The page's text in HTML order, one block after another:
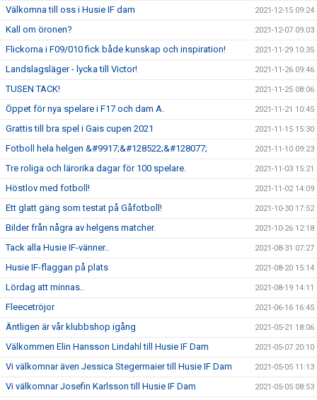
Välkomna till oss i Husie IF dam 2021-12-15 09:24
Kall om öronen? 2021-12-07 09:03
Flickorna i F09/010 fick både kunskap och inspiration! 2021-11-29 10:35
Landslagsläger - lycka till Victor! 2021-11-26 09:46
TUSEN TACK! 2021-11-25 08:06
Öppet för nya spelare i F17 och dam A. 2021-11-21 10:45
Grattis till bra spel i Gais cupen 2021 2021-11-15 15:30
Fotboll hela helgen &#9917;&#128522;&#128077; 2021-11-10 09:23
Tre roliga och lärorika dagar för 100 spelare. 2021-11-03 15:21
Höstlov med fotboll! 2021-11-02 14:09
Ett glatt gäng som testat på Gåfotboll! 2021-10-30 17:52
Bilder från några av helgens matcher. 2021-10-26 12:18
Tack alla Husie IF-vänner.. 2021-08-31 07:27
Husie IF-flaggan på plats 2021-08-20 15:14
Lördag att minnas.. 2021-08-19 14:11
Fleecetröjor 2021-06-16 16:45
Äntligen är vår klubbshop igång 2021-05-21 18:06
Välkommen Elin Hansson Lindahl till Husie IF Dam 2021-05-07 20:10
Vi välkomnar även Jessica Stegermaier till Husie IF Dam 2021-05-05 11:13
Vi välkomnar Josefin Karlsson till Husie IF Dam 2021-05-05 08:53